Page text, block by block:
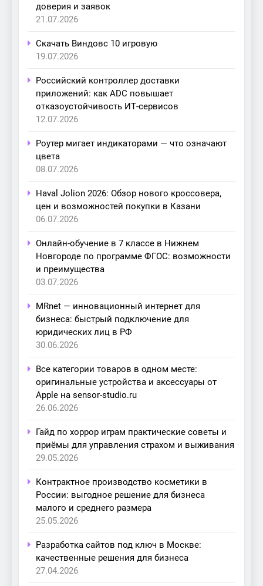
доверия и заявок
21.07.2026
Скачать Виндовс 10 игровую
19.07.2026
Российский контроллер доставки
приложений: как ADC повышает
отказоустойчивость ИТ-сервисов
12.07.2026
Роутер мигает индикаторами — что означают
цвета
08.07.2026
Haval Jolion 2026: Обзор нового кроссовера,
цен и возможностей покупки в Казани
06.07.2026
Онлайн-обучение в 7 классе в Нижнем
Новгороде по программе ФГОС: возможности
и преимущества
03.07.2026
MRnet — инновационный интернет для
бизнеса: быстрый подключение для
юридических лиц в РФ
30.06.2026
Все категории товаров в одном месте:
оригинальные устройства и аксессуары от
Apple на sensor-studio.ru
26.06.2026
Гайд по хоррор играм практические советы и
приёмы для управления страхом и выживания
29.05.2026
Контрактное производство косметики в
России: выгодное решение для бизнеса
малого и среднего размера
25.05.2026
Разработка сайтов под ключ в Москве:
качественные решения для бизнеса
27.04.2026